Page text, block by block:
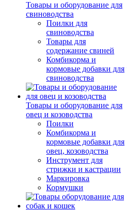
Товары и оборудование для
свиноводства
Поилки для
свиноводства
Товары для
содержание свиней
Комбикорма и
кормовые добавки для
свиноводства
Товары и оборудование для
овец и козоводства
Поилки
Комбикорма и
кормовые добавки для
овец, козоводства
Инструмент для
стрижки и кастрации
Маркировка
Кормушки